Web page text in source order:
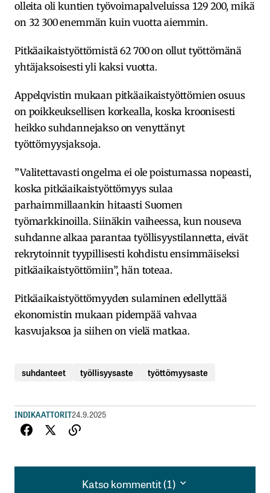
olleita oli kuntien työvoimapalveluissa 129 200, mikä
on 32 300 enemmän kuin vuotta aiemmin.
Pitkäaikaistyöttömistä 62 700 on ollut työttömänä
yhtäjaksoisesti yli kaksi vuotta.
Appelqvistin mukaan pitkäaikaistyöttömien osuus
on poikkeuksellisen korkealla, koska kroonisesti
heikko suhdannejakso on venyttänyt
työttömyysjaksoja.
”Valitettavasti ongelma ei ole poistumassa nopeasti,
koska pitkäaikaistyöttömyys sulaa
parhaimmillaankin hitaasti Suomen
työmarkkinoilla. Siinäkin vaiheessa, kun nouseva
suhdanne alkaa parantaa työllisyystilannetta, eivät
rekrytoinnit tyypillisesti kohdistu ensimmäiseksi
pitkäaikaistyöttömiin”, hän toteaa.
Pitkäaikaistyöttömyyden sulaminen edellyttää
ekonomistin mukaan pidempää vahvaa
kasvujaksoa ja siihen on vielä matkaa.
suhdanteet työllisyysaste työttömyysaste
INDIKAATTORIT24.9.2025
Katso kommentit (1)